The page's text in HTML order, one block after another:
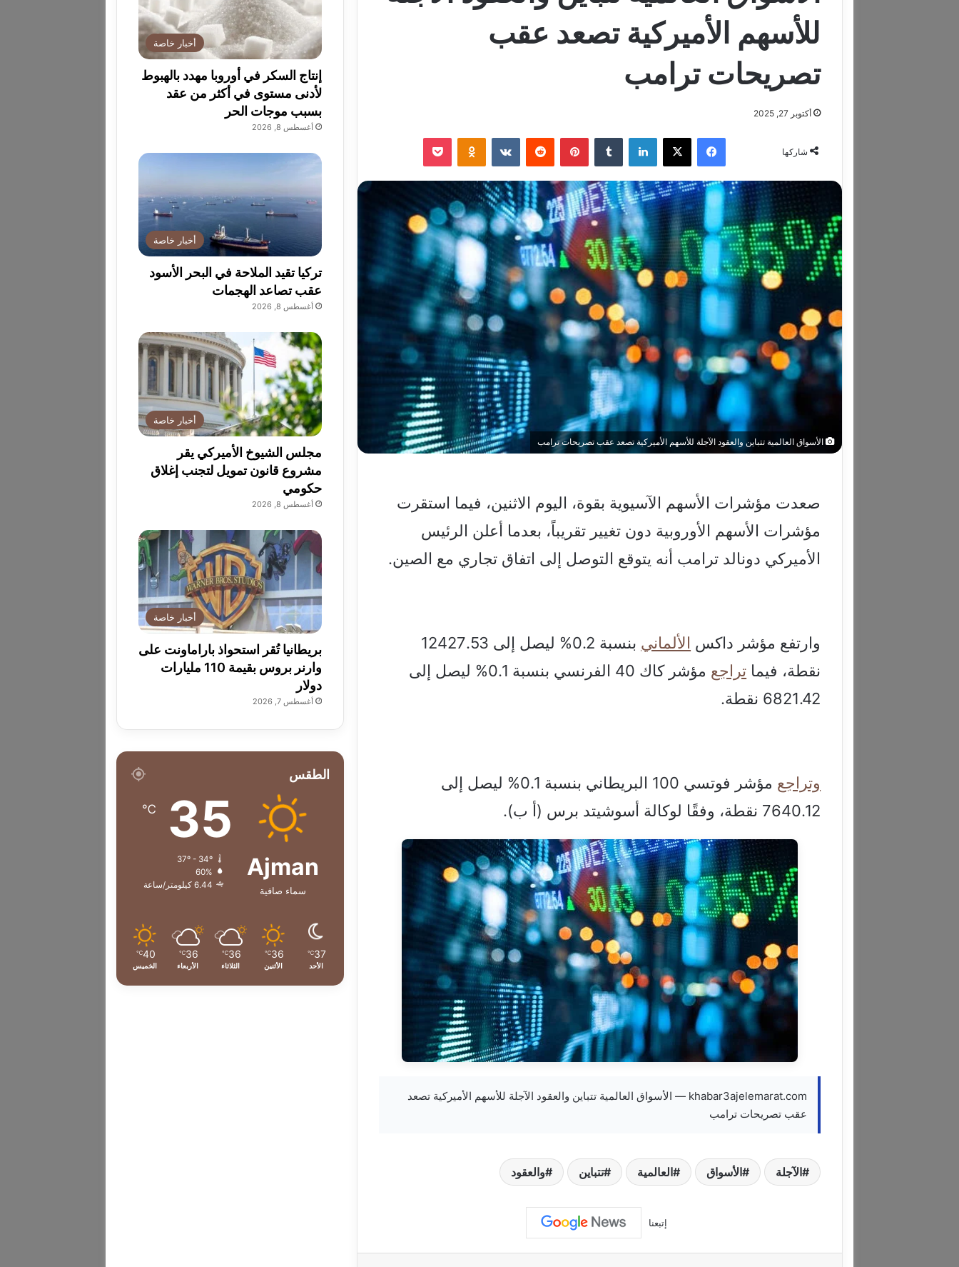
للأسهم الأميركية تصعد عقب
تصريحات ترامب
أكتوبر 27, 2025
شاركها
فيسبوك ‫X لينكدإن ‏Tumblr بينتيريست ‏Reddit
‏VKontakte
Odnoklassniki
‫Pocket
الأسواق العالمية تتباين والعقود الآجلة للأسهم الأميركية تصعد عقب تصريحات ترامب
صعدت مؤشرات الأسهم الآسيوية بقوة، اليوم الاثنين، فيما استقرت
مؤشرات الأسهم الأوروبية دون تغيير تقريباً، بعدما أعلن الرئيس
الأميركي دونالد ترامب أنه يتوقع التوصل إلى اتفاق تجاري مع الصين.
وارتفع مؤشر داكس الألماني
بنسبة 0.2% ليصل إلى 12427.53
نقطة، فيما تراجع
مؤشر كاك 40 الفرنسي بنسبة 0.1% ليصل إلى
6821.42 نقطة.
وتراجع
مؤشر فوتسي 100 البريطاني بنسبة 0.1% ليصل إلى
7640.12 نقطة، وفقًا لوكالة أسوشيتد برس (أ ب).
khabar3ajelemarat.com — الأسواق العالمية تتباين والعقود الآجلة للأسهم الأميركية تصعد
عقب تصريحات ترامب
الآجلة الأسواق العالمية تتباين والعقود
إتبعنا
أخبار خاصة
إنتاج السكر في أوروبا مهدد بالهبوط
لأدنى مستوى في أكثر من عقد
بسبب موجات الحر
أغسطس 8, 2026
أخبار خاصة
تركيا تقيد الملاحة في البحر الأسود
عقب تصاعد الهجمات
أغسطس 8, 2026
أخبار خاصة
مجلس الشيوخ الأميركي يقر
مشروع قانون تمويل لتجنب إغلاق
حكومي
أغسطس 8, 2026
أخبار خاصة
بريطانيا تُقر استحواذ باراماونت على
وارنر بروس بقيمة 110 مليارات
دولار
أغسطس 7, 2026
الطقس
Ajman
سماء صافية
35
℃
37º - 34º
60%
6.44 كيلومتر/ساعة
37
℃
الأحد
36
℃
الأثنين
36
℃
الثلاثاء
36
℃
الأربعاء
40
℃
الخميس